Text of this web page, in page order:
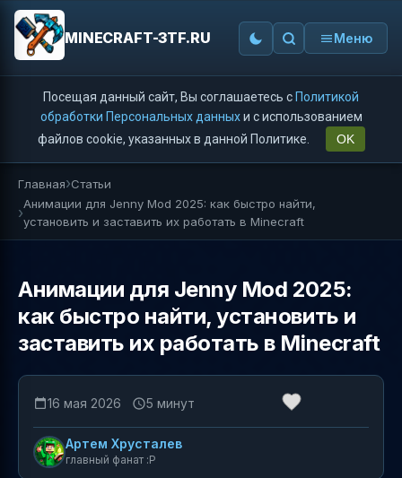
MINECRAFT-3TF.RU Меню
Посещая данный сайт, Вы соглашаетесь с Политикой
обработки Персональных данныхи с использованием
файлов cookie, указанных в данной Политике.
OK
Главная Статьи
Анимации для Jenny Mod 2025: как быстро найти,
установить и заставить их работать в Minecraft
Анимации для Jenny Mod 2025:
как быстро найти, установить и
заставить их работать в Minecraft
16 мая 2026 5 минут
Артем Хрусталев
главный фанат :P